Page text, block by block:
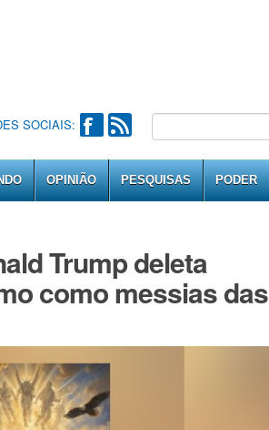
SOCIAIS:
OPINIÃO PESQUISAS PODER
Trump deleta
como messias das